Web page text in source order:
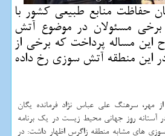
حفاظت منابع طبیعی كشور با
برخی مسئولان در موضوع آتش
مساله پرداخت كه برخی از
این منطقه آتش سوزی رخ داده
مهر، سرهنگ علی عباس نژاد فرمانده یگان
آستانه روز جهانی محیط زیست در یک برنامه
های مشابه منطقه زاگرس اظهار داشت: در